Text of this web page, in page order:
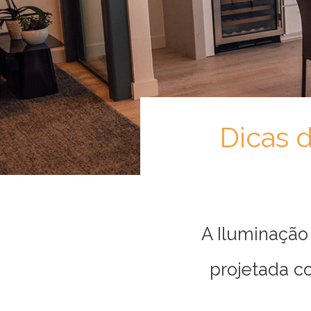
Móveis
por
Ambiente
Cozinhas
Escritório
Dicas
A
projetada